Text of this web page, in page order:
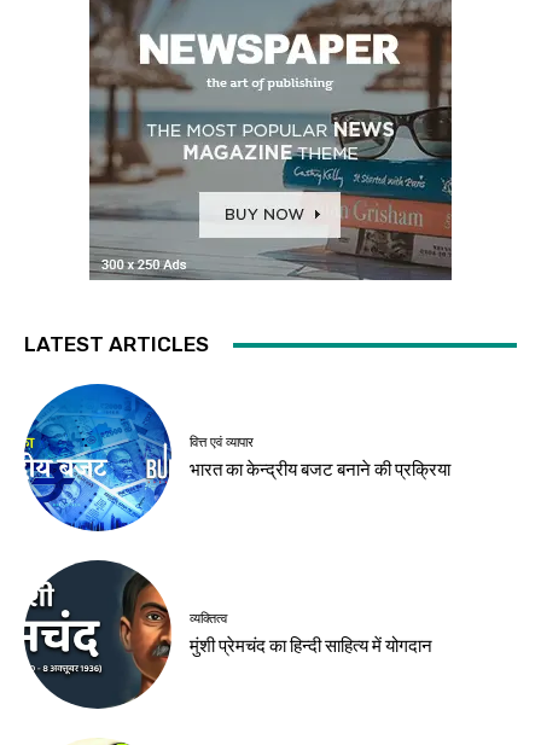
LATEST ARTICLES
वित्त एवं व्यापार
भारत का केन्द्रीय बजट बनाने की प्रक्रिया
व्यक्तित्व
मुंशी प्रेमचंद का हिन्दी साहित्य में योगदान